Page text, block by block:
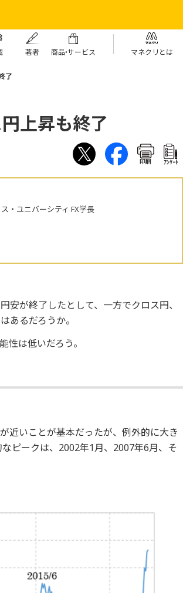
著者 商品・サービス マネクリとは
了
上昇も終了
印刷 ｱﾝｹｰﾄ
・ユニバーシティ FX学長
安が終了したとして、一方でクロス円、
あるだろうか。
は低いだろう。
近いことが基本だったが、例外的に大き
ピークは、2002年1月、2007年6月、そ